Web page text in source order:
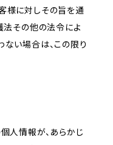
様に対しその旨を通
法その他の法令によ
ない場合は、この限り
人情報が、あらかじ